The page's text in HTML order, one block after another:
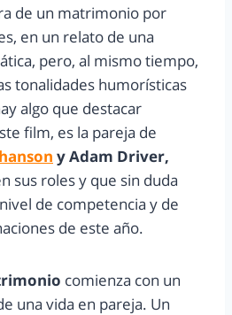
de un matrimonio por
en un relato de una
pero, al mismo tiempo,
tonalidades humorísticas
algo que destacar
film, es la pareja de
y Adam Driver,
sus roles y que sin duda
de competencia y de
de este año.
comienza con un
una vida en pareja. Un